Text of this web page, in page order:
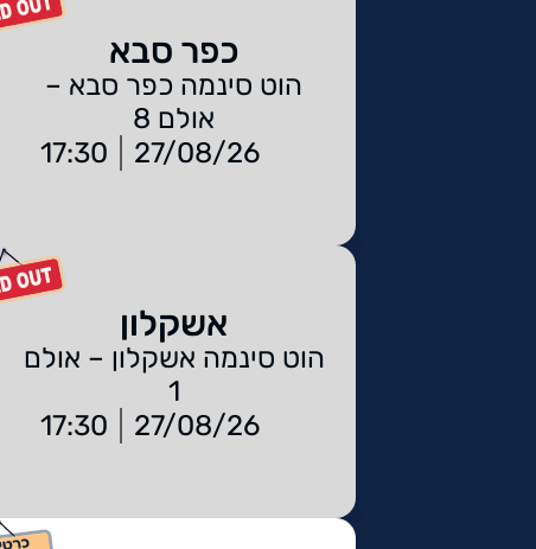
כפר סבא
הוט סינמה כפר סבא –
אולם 8
27/08/26
17:30
אשקלון
הוט סינמה אשקלון – אולם
1
27/08/26
17:30